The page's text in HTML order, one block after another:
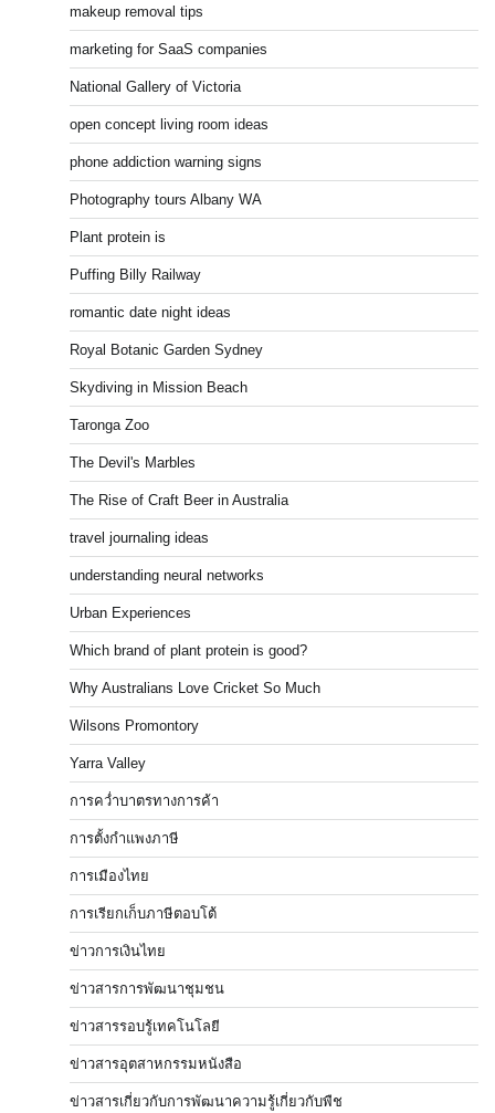
makeup removal tips
marketing for SaaS companies
National Gallery of Victoria
open concept living room ideas
phone addiction warning signs
Photography tours Albany WA
Plant protein is
Puffing Billy Railway
romantic date night ideas
Royal Botanic Garden Sydney
Skydiving in Mission Beach
Taronga Zoo
The Devil's Marbles
The Rise of Craft Beer in Australia
travel journaling ideas
understanding neural networks
Urban Experiences
Which brand of plant protein is good?
Why Australians Love Cricket So Much
Wilsons Promontory
Yarra Valley
การคว่ำบาตรทางการค้า
การตั้งกำแพงภาษี
การเมืองไทย
การเรียกเก็บภาษีตอบโต้
ข่าวการเงินไทย
ข่าวสารการพัฒนาชุมชน
ข่าวสารรอบรู้เทคโนโลยี
ข่าวสารอุตสาหกรรมหนังสือ
ข่าวสารเกี่ยวกับการพัฒนาความรู้เกี่ยวกับพืช